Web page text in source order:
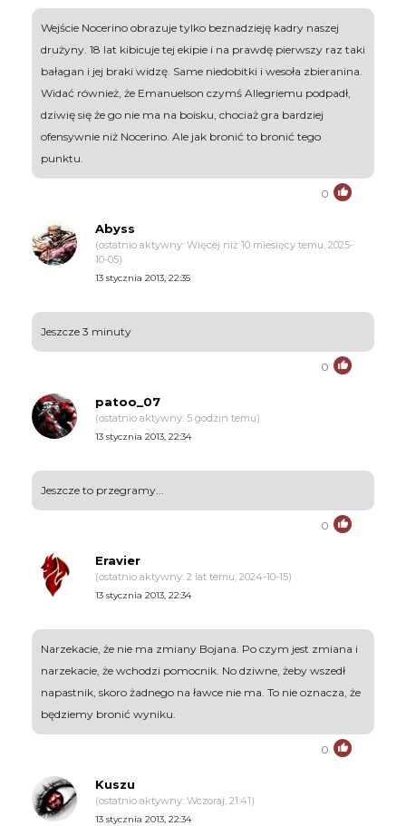
Wejście Nocerino obrazuje tylko beznadzieję kadry naszej
drużyny. 18 lat kibicuje tej ekipie i na prawdę pierwszy raz taki
bałagan i jej braki widzę. Same niedobitki i wesoła zbieranina.
Widać również, że Emanuelson czymś Allegriemu podpadł,
dziwię się że go nie ma na boisku, chociaż gra bardziej
ofensywnie niż Nocerino. Ale jak bronić to bronić tego
punktu.
0
Abyss
(ostatnio aktywny: Więcej niż 10 miesięcy temu, 2025-
10-05)
13 stycznia 2013, 22:35
Jeszcze 3 minuty
0
patoo_07
(ostatnio aktywny: 5 godzin temu)
13 stycznia 2013, 22:34
Jeszcze to przegramy...
0
Eravier
(ostatnio aktywny: 2 lat temu, 2024-10-15)
13 stycznia 2013, 22:34
Narzekacie, że nie ma zmiany Bojana. Po czym jest zmiana i
narzekacie, że wchodzi pomocnik. No dziwne, żeby wszedł
napastnik, skoro żadnego na ławce nie ma. To nie oznacza, że
będziemy bronić wyniku.
0
Kuszu
(ostatnio aktywny: Wczoraj, 21:41)
13 stycznia 2013, 22:34